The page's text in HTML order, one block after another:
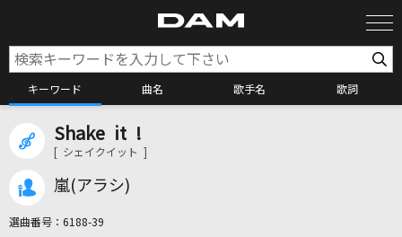
キーワード 曲名 歌手名 歌詞
Shake it !
[ シェイクイット ]
嵐(アラシ)
選曲番号： 6188-39